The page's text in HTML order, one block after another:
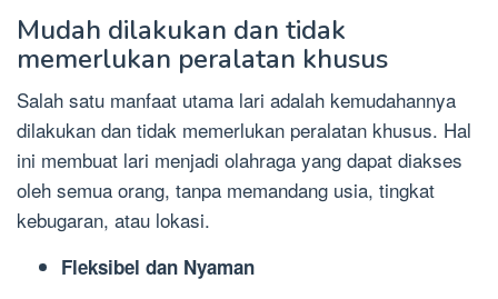
Mudah dilakukan dan tidak
memerlukan peralatan khusus
Salah satu manfaat utama lari adalah kemudahannya
dilakukan dan tidak memerlukan peralatan khusus. Hal
ini membuat lari menjadi olahraga yang dapat diakses
oleh semua orang, tanpa memandang usia, tingkat
kebugaran, atau lokasi.
Fleksibel dan Nyaman